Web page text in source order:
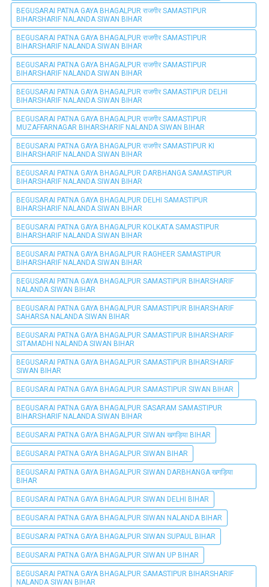
BEGUSARAI PATNA GAYA BHAGALPUR राजगीर SAMASTIPUR
BIHARSHARIF NALANDA SIWAN BIHAR
BEGUSARAI PATNA GAYA BHAGALPUR राजगीर SAMASTIPUR
BIHARSHARIF NALANDA SIWAN BIHAR
BEGUSARAI PATNA GAYA BHAGALPUR राजगीर SAMASTIPUR
BIHARSHARIF NALANDA SIWAN BIHAR
BEGUSARAI PATNA GAYA BHAGALPUR राजगीर SAMASTIPUR DELHI
BIHARSHARIF NALANDA SIWAN BIHAR
BEGUSARAI PATNA GAYA BHAGALPUR राजगीर SAMASTIPUR
MUZAFFARNAGAR BIHARSHARIF NALANDA SIWAN BIHAR
BEGUSARAI PATNA GAYA BHAGALPUR राजगीर SAMASTIPUR KI
BIHARSHARIF NALANDA SIWAN BIHAR
BEGUSARAI PATNA GAYA BHAGALPUR DARBHANGA SAMASTIPUR
BIHARSHARIF NALANDA SIWAN BIHAR
BEGUSARAI PATNA GAYA BHAGALPUR DELHI SAMASTIPUR
BIHARSHARIF NALANDA SIWAN BIHAR
BEGUSARAI PATNA GAYA BHAGALPUR KOLKATA SAMASTIPUR
BIHARSHARIF NALANDA SIWAN BIHAR
BEGUSARAI PATNA GAYA BHAGALPUR RAGHEER SAMASTIPUR
BIHARSHARIF NALANDA SIWAN BIHAR
BEGUSARAI PATNA GAYA BHAGALPUR SAMASTIPUR BIHARSHARIF
NALANDA SIWAN BIHAR
BEGUSARAI PATNA GAYA BHAGALPUR SAMASTIPUR BIHARSHARIF
SAHARSA NALANDA SIWAN BIHAR
BEGUSARAI PATNA GAYA BHAGALPUR SAMASTIPUR BIHARSHARIF
SITAMADHI NALANDA SIWAN BIHAR
BEGUSARAI PATNA GAYA BHAGALPUR SAMASTIPUR BIHARSHARIF
SIWAN BIHAR
BEGUSARAI PATNA GAYA BHAGALPUR SAMASTIPUR SIWAN BIHAR
BEGUSARAI PATNA GAYA BHAGALPUR SASARAM SAMASTIPUR
BIHARSHARIF NALANDA SIWAN BIHAR
BEGUSARAI PATNA GAYA BHAGALPUR SIWAN खगड़िया BIHAR
BEGUSARAI PATNA GAYA BHAGALPUR SIWAN BIHAR
BEGUSARAI PATNA GAYA BHAGALPUR SIWAN DARBHANGA खगड़िया
BIHAR
BEGUSARAI PATNA GAYA BHAGALPUR SIWAN DELHI BIHAR
BEGUSARAI PATNA GAYA BHAGALPUR SIWAN NALANDA BIHAR
BEGUSARAI PATNA GAYA BHAGALPUR SIWAN SUPAUL BIHAR
BEGUSARAI PATNA GAYA BHAGALPUR SIWAN UP BIHAR
BEGUSARAI PATNA GAYA BHAGALPUR SAMASTIPUR BIHARSHARIF
NALANDA SIWAN BIHAR